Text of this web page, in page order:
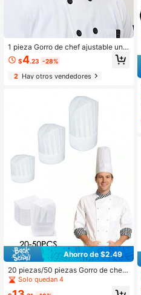
1 pieza Gorro de chef ajustable unis
ex, gorro elástico de cocina/panade
ría, gorro de cocinero a rayas/liso, g
orro de trabajo, verano, playa, vaca
ciones
$4.23 -28%
2Hay otros vendedores
Ahorro de $2.49
20 piezas/50 piezas Gorro de chef
desechable, gorro alto, gorro extra a
lto para restaurantes de comida, co
Solo quedan 4